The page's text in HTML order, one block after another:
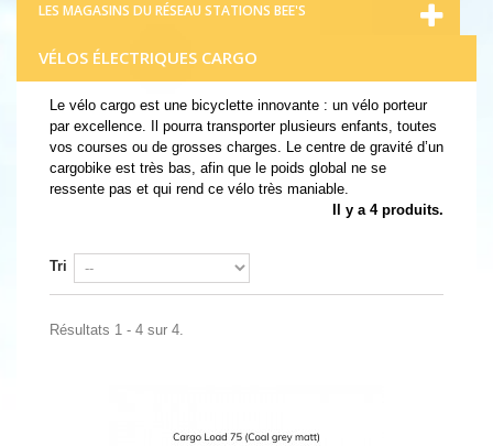
LES MAGASINS DU RÉSEAU STATIONS BEE'S
VÉLOS ÉLECTRIQUES CARGO
Le vélo cargo est une bicyclette innovante : un vélo porteur
par excellence. Il pourra transporter plusieurs enfants, toutes
vos courses ou de grosses charges. Le centre de gravité d’un
cargobike est très bas, afin que le poids global ne se
ressente pas et qui rend ce vélo très maniable.
Il y a 4 produits.
Tri
Résultats 1 - 4 sur 4.